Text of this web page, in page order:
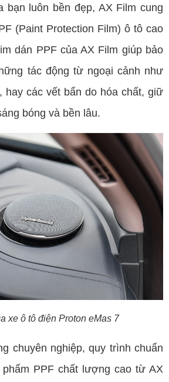
bạn luôn bền đẹp, AX Film cung
(Paint Protection Film) ô tô cao
dán PPF của AX Film giúp bảo
tác động từ ngoại cảnh như
hay các vết bẩn do hóa chất, giữ
bóng và bền lâu.
xe ô tô điện Proton eMas 7
chuyên nghiệp, quy trình chuẩn
PPF chất lượng cao từ AX